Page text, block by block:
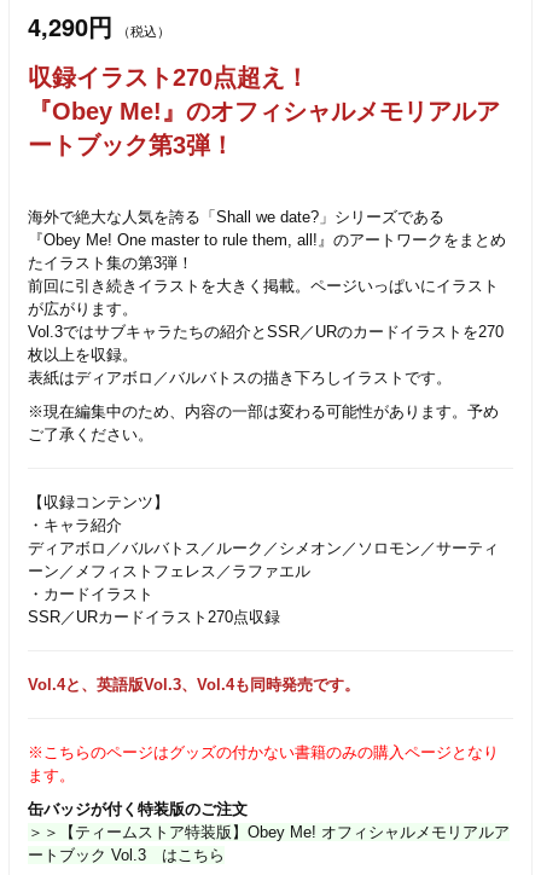
4,290円 （税込）
収録イラスト270点超え！
『Obey Me!』のオフィシャルメモリアルア
ートブック第3弾！
海外で絶大な人気を誇る「Shall we date?」シリーズである
『Obey Me! One master to rule them, all!』のアートワークをまとめ
たイラスト集の第3弾！
前回に引き続きイラストを大きく掲載。ページいっぱいにイラスト
が広がります。
Vol.3ではサブキャラたちの紹介とSSR／URのカードイラストを270
枚以上を収録。
表紙はディアボロ／バルバトスの描き下ろしイラストです。
※現在編集中のため、内容の一部は変わる可能性があります。予め
ご了承ください。
【収録コンテンツ】
・キャラ紹介
ディアボロ／バルバトス／ルーク／シメオン／ソロモン／サーティ
ーン／メフィストフェレス／ラファエル
・カードイラスト
SSR／URカードイラスト270点収録
Vol.4と、英語版Vol.3、Vol.4も同時発売です。
※こちらのページはグッズの付かない書籍のみの購入ページとなり
ます。
缶バッジが付く特装版のご注文
＞＞【ティームストア特装版】Obey Me! オフィシャルメモリアルア
ートブック Vol.3 はこちら